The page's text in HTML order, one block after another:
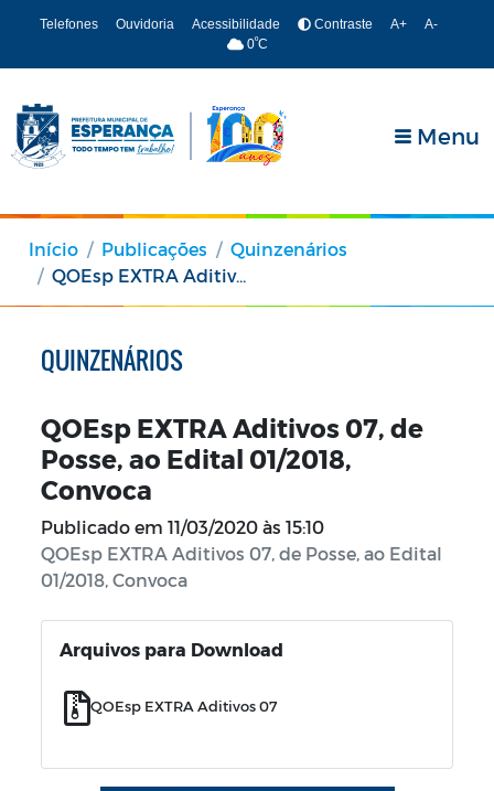
Telefones Ouvidoria Acessibilidade Contraste A+
A-
0ºC
Menu
Início Publicações
Quinzenários
QOEsp EXTRA Aditivos 07, de Posse, ao Edital 01/2018, Convoca
QUINZENÁRIOS
QOEsp EXTRA Aditivos 07, de
Posse, ao Edital 01/2018,
Convoca
Publicado em 11/03/2020 às 15:10
QOEsp EXTRA Aditivos 07, de Posse, ao Edital
01/2018, Convoca
Arquivos para Download
QOEsp EXTRA Aditivos 07